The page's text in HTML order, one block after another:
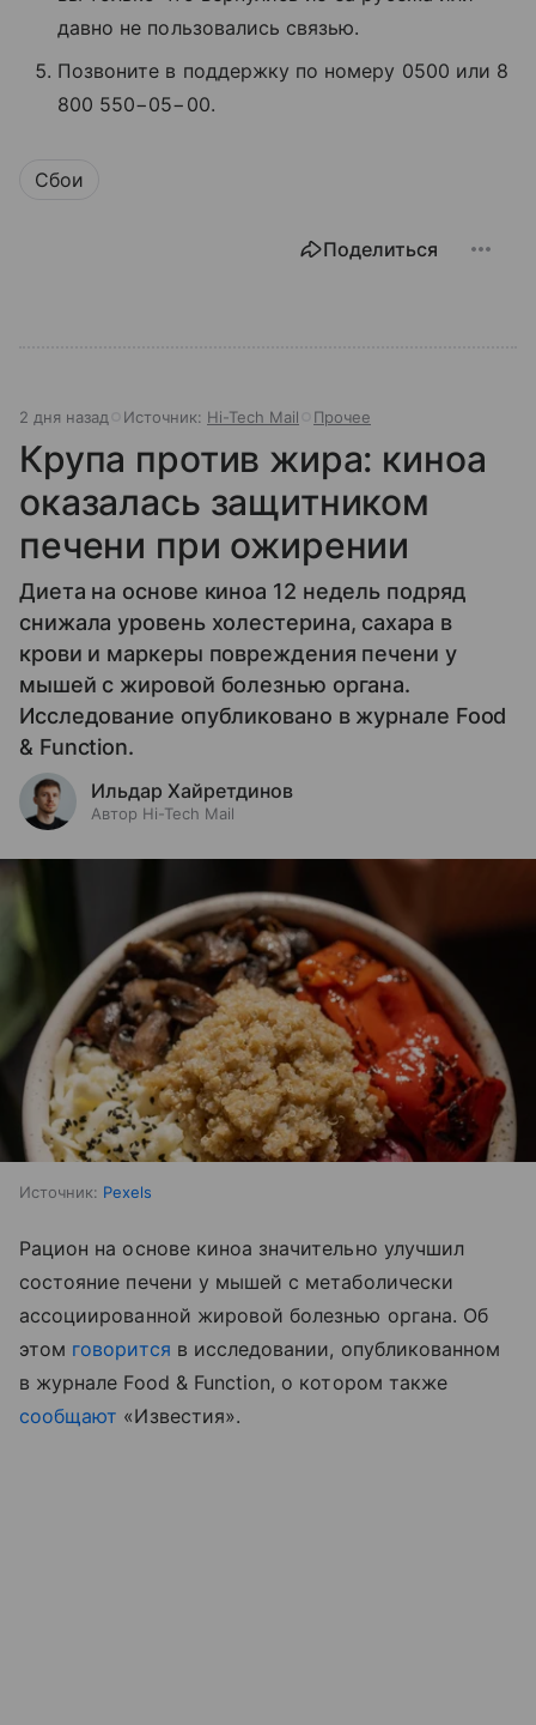
давно не пользовались связью.
Позвоните в поддержку по номеру 0500 или 8
800 550−05−00.
Сбои
Поделиться
2 дня назад Источник: Hi-Tech Mail Прочее
Крупа против жира: киноа
оказалась защитником
печени при ожирении
Диета на основе киноа 12 недель подряд
снижала уровень холестерина, сахара в
крови и маркеры повреждения печени у
мышей с жировой болезнью органа.
Исследование опубликовано в журнале Food
& Function.
Ильдар Хайретдинов
Автор Hi-Tech Mail
Источник: Pexels
Рацион на основе киноа значительно улучшил
состояние печени у мышей с метаболически
ассоциированной жировой болезнью органа. Об
этом говорится в исследовании, опубликованном
в журнале Food & Function, о котором также
сообщают «Известия».